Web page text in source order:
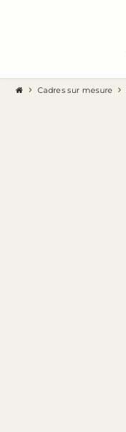
Cadres sur mesure